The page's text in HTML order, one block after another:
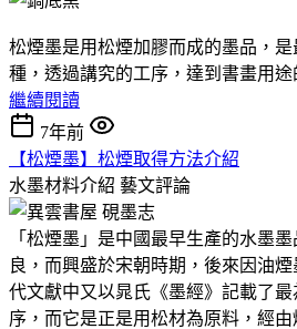
松煙墨是用松煙加膠而成的墨品，
種，透過講究的工序，達到書畫用途
繼續閱讀
7年前
【松煙墨】松煙取得方法介紹
水墨材料介紹 藝文評論
「松煙墨」是中國最早生產的水墨
良，而興盛於宋朝時期，後來因油
代文獻中又以晁氏《墨經》記載了
序，而它是正是用松材為原料，經由